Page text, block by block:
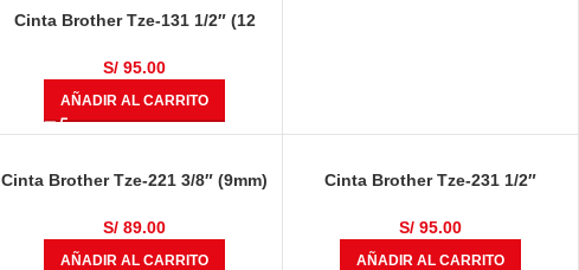
Cinta Brother Tze-131 1/2″ (12
S/ 95.00
AÑADIR AL CARRITO
Cinta Brother Tze-221 3/8″ (9mm)
S/ 89.00
AÑADIR AL CARRITO
Cinta Brother Tze-231 1/2″
S/ 95.00
AÑADIR AL CARRITO